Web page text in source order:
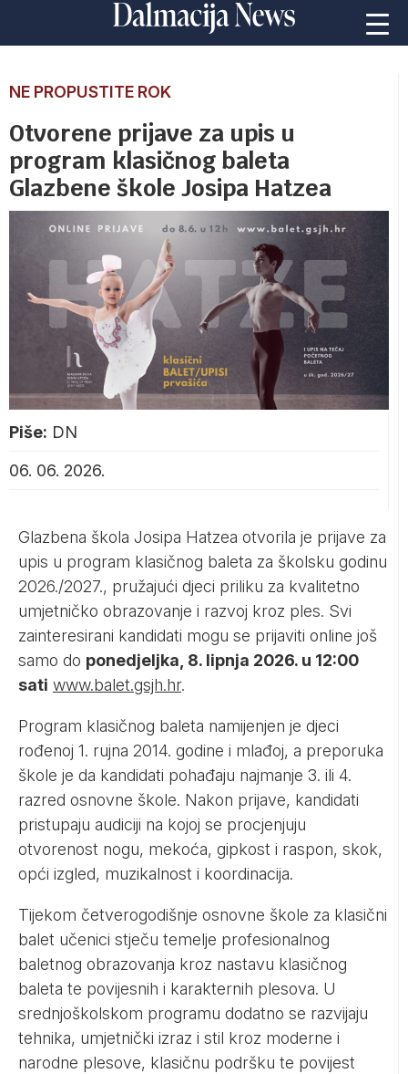
NE PROPUSTITE ROK
Otvorene prijave za upis u
program klasičnog baleta
Glazbene škole Josipa Hatzea
Piše: DN
06. 06. 2026.
Glazbena škola Josipa Hatzea otvorila je prijave za
upis u program klasičnog baleta za školsku godinu
2026./2027., pružajući djeci priliku za kvalitetno
umjetničko obrazovanje i razvoj kroz ples. Svi
zainteresirani kandidati mogu se prijaviti online još
samo do ponedjeljka, 8. lipnja 2026. u 12:00
sati www.balet.gsjh.hr.
Program klasičnog baleta namijenjen je djeci
rođenoj 1. rujna 2014. godine i mlađoj, a preporuka
škole je da kandidati pohađaju najmanje 3. ili 4.
razred osnovne škole. Nakon prijave, kandidati
pristupaju audiciji na kojoj se procjenjuju
otvorenost nogu, mekoća, gipkost i raspon, skok,
opći izgled, muzikalnost i koordinacija.
Tijekom četverogodišnje osnovne škole za klasični
balet učenici stječu temelje profesionalnog
baletnog obrazovanja kroz nastavu klasičnog
baleta te povijesnih i karakternih plesova. U
srednjoškolskom programu dodatno se razvijaju
tehnika, umjetnički izraz i stil kroz moderne i
narodne plesove, klasičnu podršku te povijest